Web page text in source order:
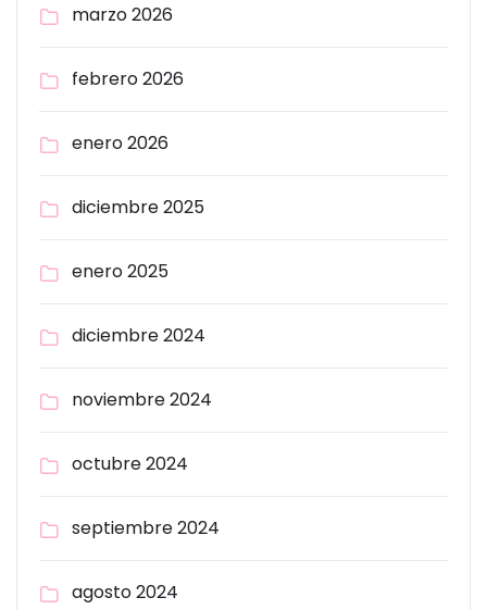
marzo 2026
febrero 2026
enero 2026
diciembre 2025
enero 2025
diciembre 2024
noviembre 2024
octubre 2024
septiembre 2024
agosto 2024